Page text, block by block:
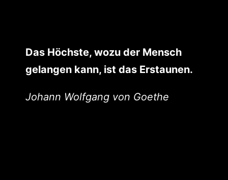
Das Höchste, wozu der Mensch
gelangen kann, ist das Erstaunen.
Johann Wolfgang von Goethe